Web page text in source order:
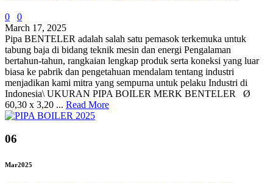
0
0
March 17, 2025
Pipa BENTELER adalah salah satu pemasok terkemuka untuk
tabung baja di bidang teknik mesin dan energi Pengalaman
bertahun-tahun, rangkaian lengkap produk serta koneksi yang luar
biasa ke pabrik dan pengetahuan mendalam tentang industri
menjadikan kami mitra yang sempurna untuk pelaku Industri di
Indonesia\ UKURAN PIPA BOILER MERK BENTELER Ø
60,30 x 3,20 ... Read More
06
Mar2025